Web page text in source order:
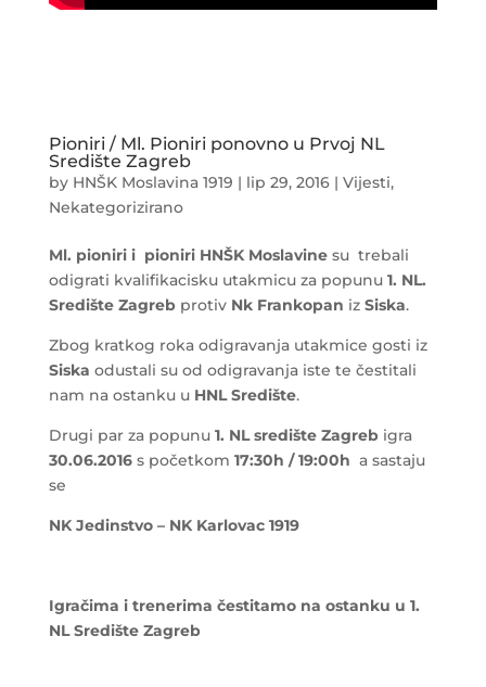
Pioniri / Ml. Pioniri ponovno u Prvoj NL
Središte Zagreb
by HNŠK Moslavina 1919 | lip 29, 2016| Vijesti,
Nekategorizirano
Ml. pioniri i pioniri HNŠK Moslavinesu trebali
odigrati kvalifikacisku utakmicu za popunu 1. NL.
Središte Zagrebprotiv Nk Frankopan iz Siska.
Zbog kratkog roka odigravanja utakmice gosti iz
Siska odustali su od odigravanja iste te čestitali
nam na ostanku u HNL Središte.
Drugi par za popunu 1. NL središte Zagrebigra
30.06.2016s početkom 17:30h / 19:00h a sastaju
se
NK Jedinstvo – NK Karlovac 1919
Igračima i trenerima čestitamo na ostanku u 1.
NL Središte Zagreb